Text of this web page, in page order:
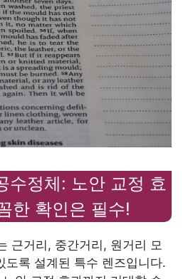
수정체: 노안 교정 효
한 확인은 필수!
근거리, 중간거리, 원거리 모
도록 설계된 특수 렌즈입니다.